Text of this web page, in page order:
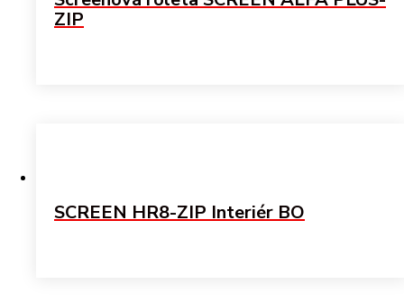
ZIP
SCREEN HR8-ZIP Interiér BO